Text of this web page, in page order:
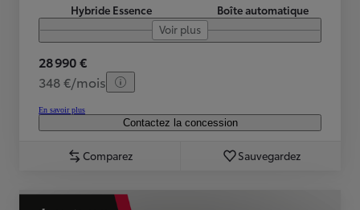
Hybride Essence
Boîte automatique
Voir plus
28 990 €
348 €/mois
En savoir plus
Contactez la concession
Comparez Sauvegardez